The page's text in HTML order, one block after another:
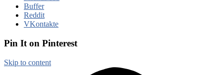
Buffer
Reddit
VKontakte
Pin It on Pinterest
Skip to content